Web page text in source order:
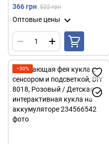
клейкой основе, Черная /
беззубик / Игрушка на авто
366 грн 522 грн
Оптовые цены
−30%